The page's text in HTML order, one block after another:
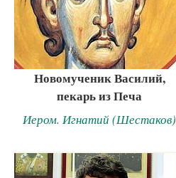
Новомученик Василий,
пекарь из Печа
Иером. Игнатий (Шестаков)